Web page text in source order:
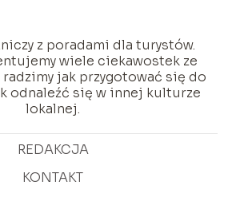
z poradami dla turystów.
wiele ciekawostek ze
jak przygotować się do
odnaleźć się w innej kulturze
lokalnej.
REDAKCJA
KONTAKT